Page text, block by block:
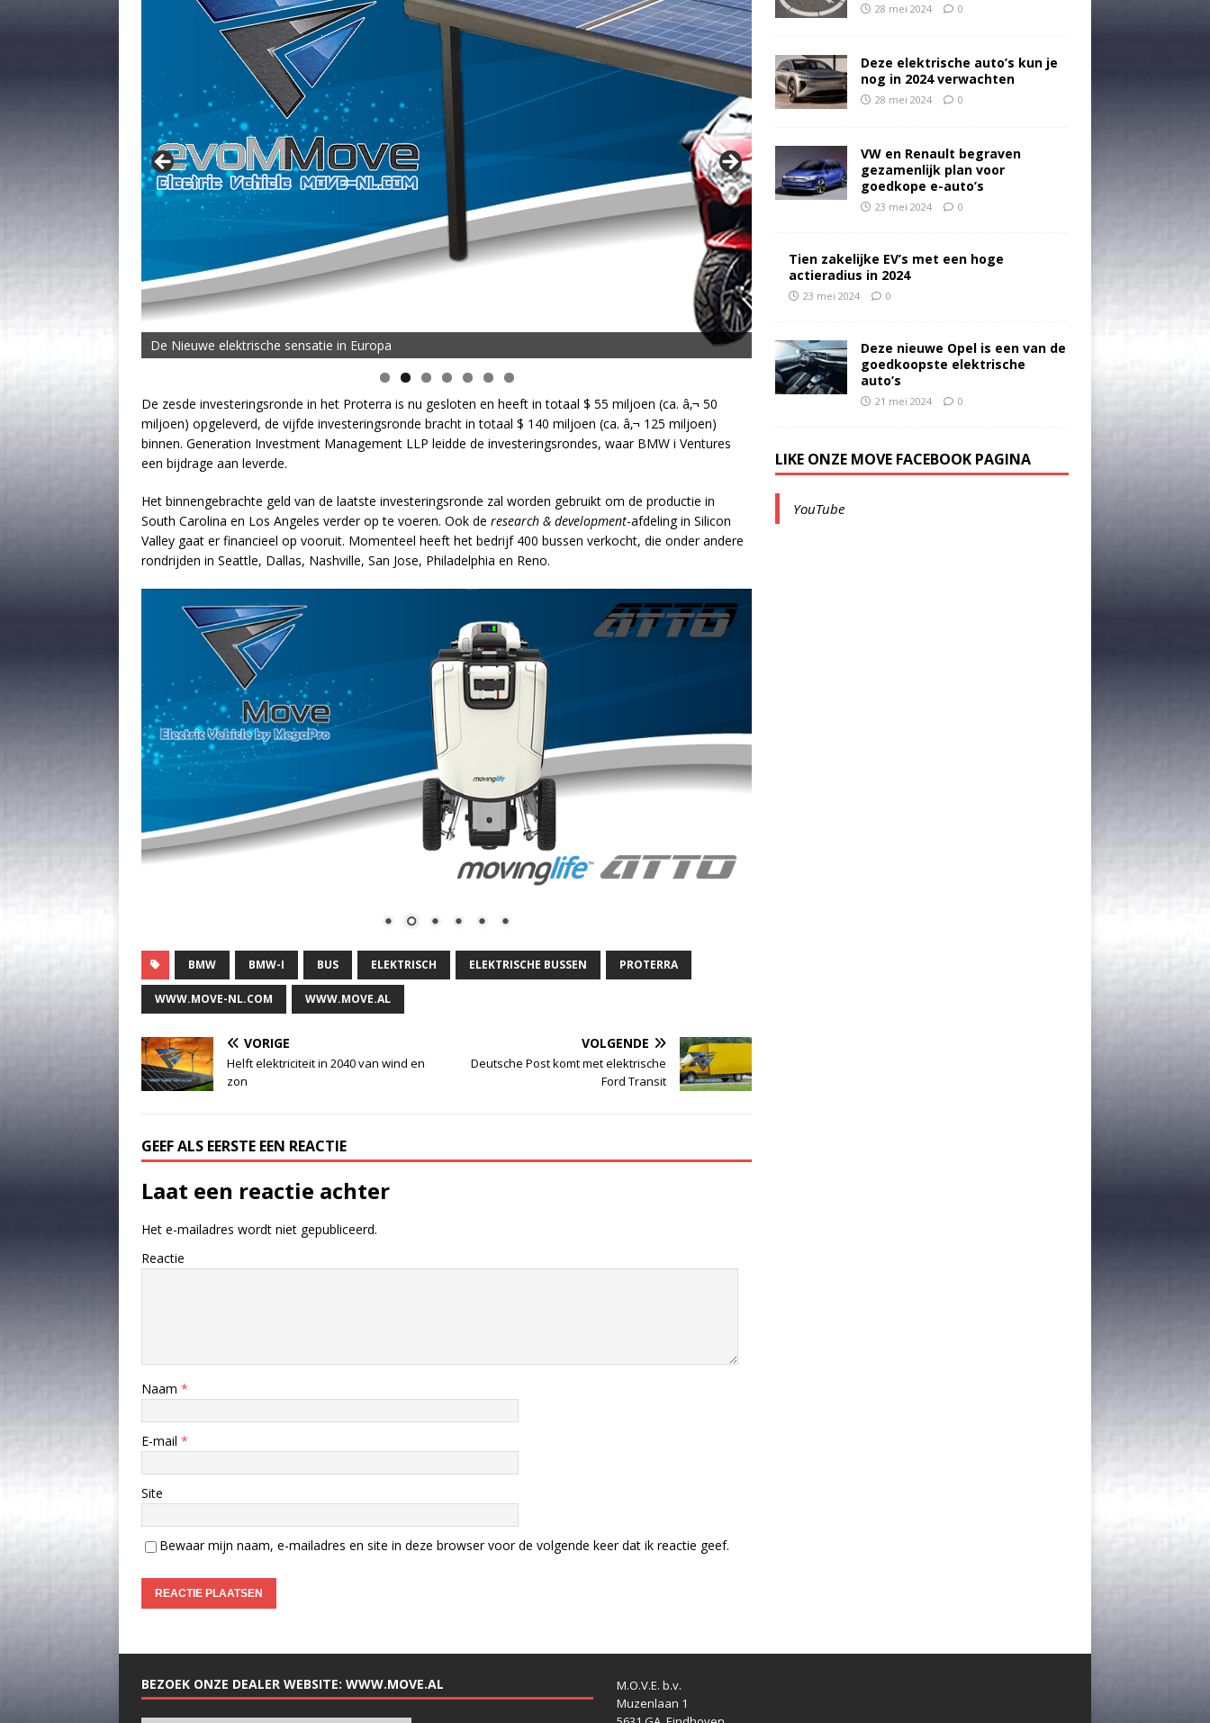
De MOVE Vigorous 1500 Highline | 45 km Topsnelheid en 50 km Actieradius
De zesde investeringsronde in het Proterra is nu gesloten en heeft in totaal $ 55 miljoen (ca. â‚¬ 50
miljoen) opgeleverd, de vijfde investeringsronde bracht in totaal $ 140 miljoen (ca. â‚¬ 125 miljoen)
binnen. Generation Investment Management LLP leidde de investeringsrondes, waar BMW i Ventures
een bijdrage aan leverde.
Het binnengebrachte geld van de laatste investeringsronde zal worden gebruikt om de productie in
South Carolina en Los Angeles verder op te voeren. Ook de research & development-afdeling in Silicon
Valley gaat er financieel op vooruit. Momenteel heeft het bedrijf 400 bussen verkocht, die onder andere
rondrijden in Seattle, Dallas, Nashville, San Jose, Philadelphia en Reno.
BMW BMW-I BUS ELEKTRISCH ELEKTRISCHE BUSSEN PROTERRA
WWW.MOVE-NL.COM WWW.MOVE.AL
VORIGE
Helft elektriciteit in 2040 van wind en
zon
VOLGENDE
Deutsche Post komt met elektrische
Ford Transit
GEEF ALS EERSTE EEN REACTIE
Laat een reactie achter
Het e-mailadres wordt niet gepubliceerd.
Reactie
Naam *
E-mail *
Site
Bewaar mijn naam, e-mailadres en site in deze browser voor de volgende keer dat ik reactie geef.
28 mei 2024 0
Deze elektrische auto’s kun je
nog in 2024 verwachten
28 mei 2024 0
VW en Renault begraven
gezamenlijk plan voor
goedkope e-auto’s
23 mei 2024 0
Tien zakelijke EV’s met een hoge
actieradius in 2024
23 mei 2024 0
Deze nieuwe Opel is een van de
goedkoopste elektrische
auto’s
21 mei 2024 0
LIKE ONZE MOVE FACEBOOK PAGINA
YouTube
BEZOEK ONZE DEALER WEBSITE: WWW.MOVE.AL
M.O.V.E. b.v.
Muzenlaan 1